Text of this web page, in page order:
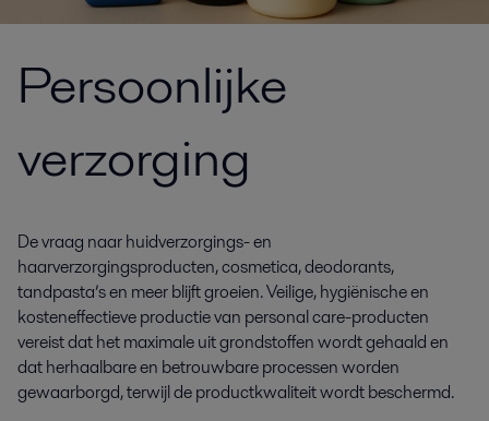
Persoonlijke
verzorging
De vraag naar huidverzorgings- en
haarverzorgingsproducten, cosmetica, deodorants,
tandpasta’s en meer blijft groeien. Veilige, hygiënische en
kosteneffectieve productie van personal care-producten
vereist dat het maximale uit grondstoffen wordt gehaald en
dat herhaalbare en betrouwbare processen worden
gewaarborgd, terwijl de productkwaliteit wordt beschermd.